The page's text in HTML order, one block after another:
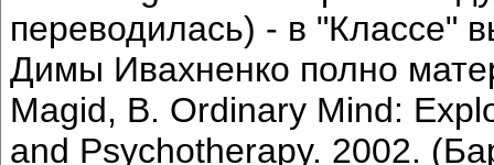
переводилась) - в "Классе"
Димы Ивахненко полно
Magid, B. Ordinary Mind:
and Psychotherapy. 2002.